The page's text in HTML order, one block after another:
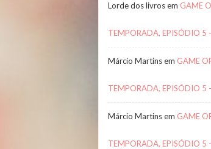
Lorde dos livrosem GAME
TEMPORADA, EPISÓDIO 5
Márcio Martinsem GAME
TEMPORADA, EPISÓDIO 5
Márcio Martinsem GAME
TEMPORADA, EPISÓDIO 5